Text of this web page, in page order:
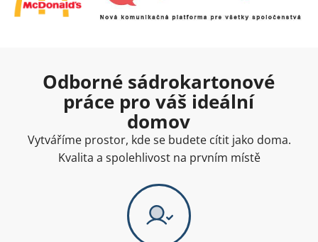
Odborné sádrokartonové
práce pro váš ideální
domov
Vytváříme prostor, kde se budete cítit jako doma.
Kvalita a spolehlivost na prvním místě